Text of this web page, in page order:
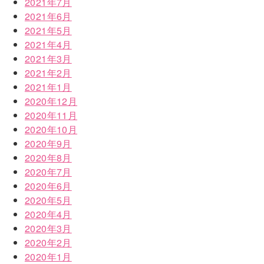
2021年6月
2021年5月
2021年4月
2021年3月
2021年2月
2021年1月
2020年12月
2020年11月
2020年10月
2020年9月
2020年8月
2020年7月
2020年6月
2020年5月
2020年4月
2020年3月
2020年2月
2020年1月